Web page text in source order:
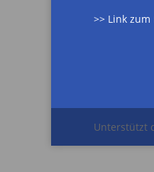
>> Link
Unterstützt